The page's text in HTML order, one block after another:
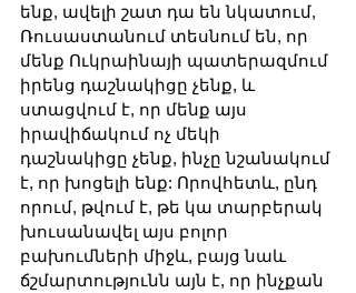
ենք, ավելի շատ դա են նկատում,
Ռուսաստանում տեսնում են, որ
մենք Ուկրաինայի պատերազմում
իրենց դաշնակիցը չենք, և
ստացվում է, որ մենք այս
իրավիճակում ոչ մեկի
դաշնակիցը չենք, ինչը նշանակում
է, որ խոցելի ենք: Որովհետև, ընդ
որում, թվում է, թե կա տարբերակ
խուսանավել այս բոլոր
բախումների միջև, բայց նաև
ճշմարտությունն այն է, որ ինչքան